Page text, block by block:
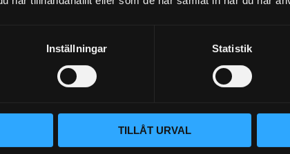
Inställningar Statistik
TILLÅT URVAL